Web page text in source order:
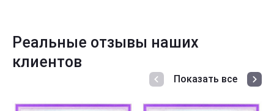
Реальные отзывы наших
клиентов
Показать все